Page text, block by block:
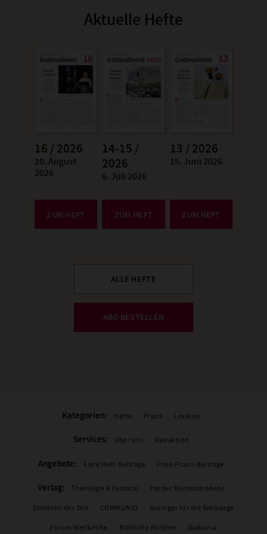
Aktuelle Hefte
16 / 2026
:
10. August
2026
ZUM HEFT
14-15 /
2026
:
6. Juli 2026
ZUM HEFT
13 / 2026
:
15. Juni 2026
ZUM HEFT
ALLE HEFTE
ABO BESTELLEN
Kategorien: Hefte Praxis Lexikon
Services: Über uns Redaktion
Angebote: Freie Heft-Beiträge Freie Praxis-Beiträge
Verlag: Theologie & Pastoral Herder Korrespondenz
Stimmen der Zeit COMMUNIO Anzeiger für die Seelsorge
Forum Weltkirche Biblische Notizen Diakonia